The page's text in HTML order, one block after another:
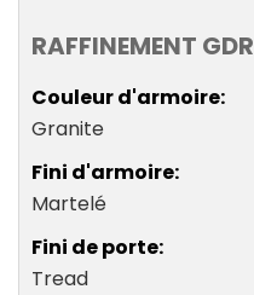
RAFFINEMENT GDR
Couleur d'armoire
Granite
Fini d'armoire
Martelé
Fini de porte
Tread